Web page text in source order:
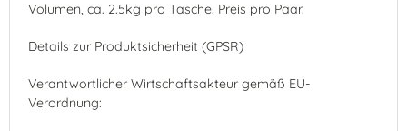
Volumen, ca. 2.5kg pro Tasche. Preis pro Paar.
Details zur Produktsicherheit (GPSR)
Verantwortlicher Wirtschaftsakteur gemäß EU-
Verordnung: